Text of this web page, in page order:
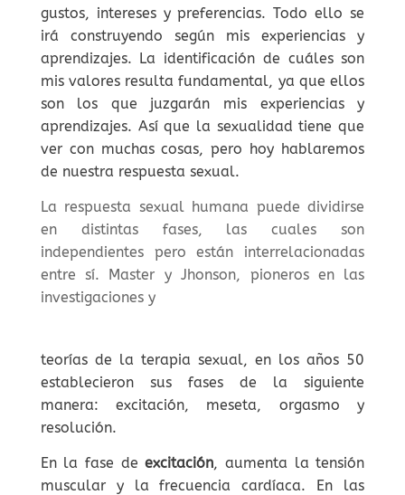
gustos, intereses y preferencias. Todo ello se
irá construyendo según mis experiencias y
aprendizajes. La identificación de cuáles son
mis valores resulta fundamental, ya que ellos
son los que juzgarán mis experiencias y
aprendizajes. Así que la sexualidad tiene que
ver con muchas cosas, pero hoy hablaremos
de nuestra respuesta sexual.
La respuesta sexual humana puede dividirse
en distintas fases, las cuales son
independientes pero están interrelacionadas
entre sí. Master y Jhonson, pioneros en las
investigaciones y
teorías de la terapia sexual, en los años 50
establecieron sus fases de la siguiente
manera: excitación, meseta, orgasmo y
resolución.
En la fase deexcitación, aumenta la tensión
muscular y la frecuencia cardíaca. En las